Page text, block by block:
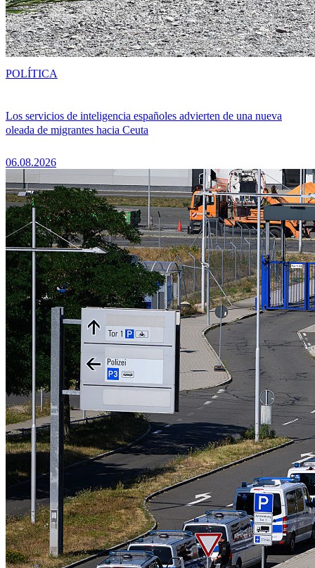
Los servicios de inteligencia españoles advierten de una nueva
oleada de migrantes hacia Ceuta
06.08.2026
POLÍTICA